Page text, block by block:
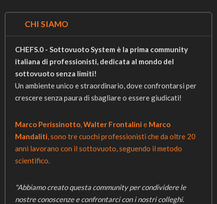
CHI SIAMO
CHEFS.0 - Sottovuoto System è la prima community
italiana di professionisti, dedicata al mondo del
sottovuoto senza limiti!
Un ambiente unico e straordinario, dove confrontarsi per
crescere senza paura di sbagliare o essere giudicati!
Marco Perissinotto,Walter Frontalini e Marco
Mandaliti, sono tre cuochi professionisti che da oltre 20
anni lavorano con il sottovuoto, seguendo il metodo
scientifico.
"Abbiamo creato questa community per condividere le
nostre conoscenze e confrontarci con i nostri colleghi.